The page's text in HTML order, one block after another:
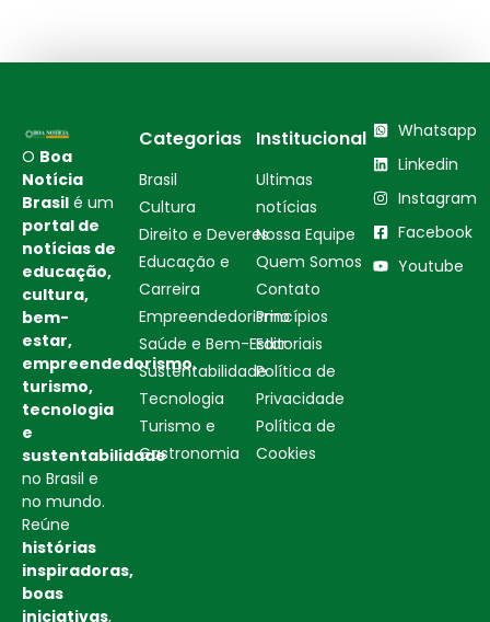
O Boa
Notícia
Brasil é um
portal de
notícias de
educação,
cultura,
bem-
estar,
empreendedorismo,
turismo,
tecnologia
e
sustentabilidade
no Brasil e
no mundo.
Reúne
histórias
inspiradoras,
boas
iniciativas,
Categorias
Brasil
Cultura
Direito e Deveres
Educação e
Carreira
Empreendedorismo
Saúde e Bem-Estar
Sustentabilidade
Tecnologia
Turismo e
Gastronomia
Institucional
Ultimas
notícias
Nossa Equipe
Quem Somos
Contato
Princípios
Editoriais
Política de
Privacidade
Política de
Cookies
Whatsapp
Linkedin
Instagram
Facebook
Youtube